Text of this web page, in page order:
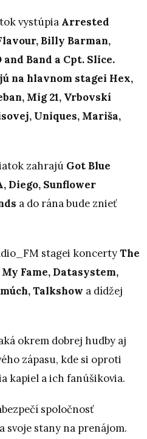
vystúpia Arrested
Billy Barman,
Band a Cpt. Slice.
na hlavnom stagei Hex,
Mig 21, Vrbovskí
Uniques, Mariša,
zahrajú Got Blue
Diego, Sunflower
a do rána bude znieť
stagei koncertyThe
Fame, Datasystem,
Talkshow a dídžej
okrem dobrej hudby aj
zápasu, kde si oproti
kapiel a ich fanúšikovia.
spoločnosť
stany na prenájom.